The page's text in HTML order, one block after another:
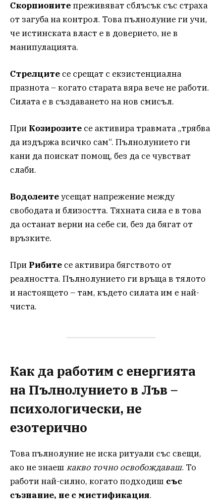
Скорпионитепреживяват сблъсък със страха
от загуба на контрол. Това пълнолуние ги учи,
че истинската власт е в доверието, не в
манипулацията.
Стрелците се срещат с екзистенциална
празнота – когато старата вяра вече не работи.
Силата е в създаването на нов смисъл.
При Козирозите се активира травмата „трябва
да издържа всичко сам“. Пълнолунието ги
кани да поискат помощ, без да се чувстват
слаби.
Водолеитеусещат напрежение между
свободата и близостта. Тяхната сила е в това
да останат верни на себе си, без да бягат от
връзките.
При Рибите се активира бягството от
реалността. Пълнолунието ги връща в тялото
и настоящето – там, където силата им е най-
чиста.
Как да работим с енергията
на Пълнолунието в Лъв –
психологически, не
езотерично
Това пълнолуние не иска ритуали със свещи,
ако не знаеш какво точно освобождаваш. То
работи най-силно, когато подходиш със
съзнание, не с мистификация.